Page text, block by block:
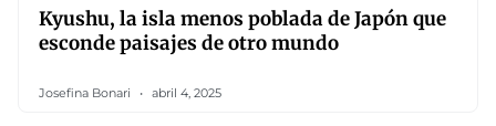
Kyushu, la isla menos poblada de Japón que
esconde paisajes de otro mundo
Josefina Bonari abril 4, 2025